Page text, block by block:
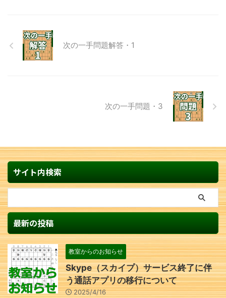
次の一手問題解答・1
次の一手問題・3
サイト内検索
最新の投稿
教室からのお知らせ
Skype（スカイプ）サービス終了に伴
う通話アプリの移行について
2025/4/16